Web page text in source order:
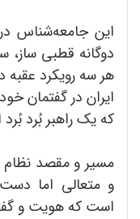
این جامعه‌شناس
دوگانه قطبی ساز،
هر سه رویکرد
ایران در گفتمان
که یک راهبر بُرد
مسیر و مقصد نظام
و متعالی اما
است که هویت و